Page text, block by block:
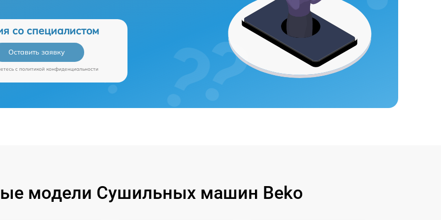
со специалистом
Оставить заявку
c политикой конфиденциальности
модели Сушильных машин Beko